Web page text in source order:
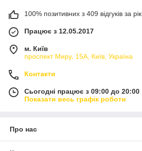
100% позитивних з 409 відгуків за рік
Працює з 12.05.2017
м. Київ
проспект Миру, 15А, Київ, Україна
Контакти
Сьогодні працює з 09:00 до 20:00
Показати весь графік роботи
Про нас